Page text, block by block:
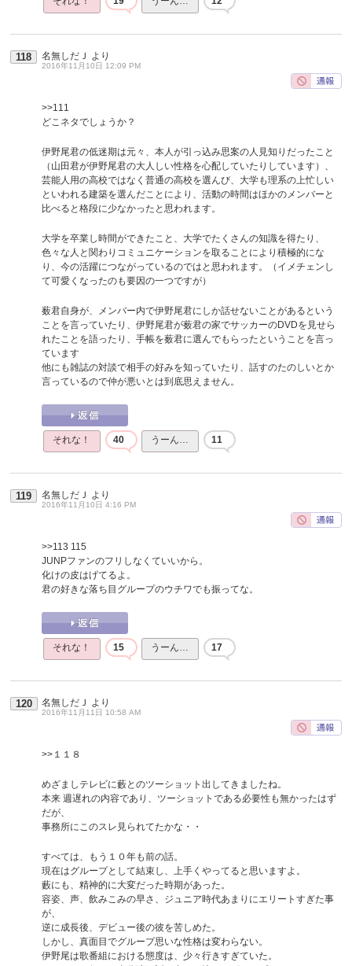
118 名無しだＪ より
2016年11月10日 12:09 PM
>>111
どこネタでしょうか？
伊野尾君の低迷期は元々、本人が引っ込み思案の人見知りだったこと
（山田君が伊野尾君の大人しい性格を心配していたりしています）、
芸能人用の高校ではなく普通の高校を選んび、大学も理系の上忙しい
といわれる建築を選んだことにより、活動の時間はほかのメンバーと
比べると格段に少なかったと思われます。
大学を卒業し時間ができたこと、大学でたくさんの知識を得たり、
色々な人と関わりコミュニケーションを取ることにより積極的にな
り、今の活躍につながっているのではと思われます。（イメチェンし
て可愛くなったのも要因の一つですが）
薮君自身が、メンバー内で伊野尾君にしか話せないことがあるという
ことを言っていたり、伊野尾君が薮君の家でサッカーのDVDを見せら
れたことを語ったり、手帳を薮君に選んでもらったということを言っ
ています
他にも雑誌の対談で相手の好みを知っていたり、話すのたのしいとか
言っているので仲が悪いとは到底思えません。
それな！ 40 うーん… 11
119 名無しだＪ より
2016年11月10日 4:16 PM
>>113 115
JUNPファンのフリしなくていいから。
化けの皮はげてるよ。
君の好きな落ち目グループのウチワでも振ってな。
それな！ 15 うーん… 17
120 名無しだＪ より
2016年11月11日 10:58 AM
>>１１８
めざましテレビに藪とのツーショット出してきましたね。
本来 週遅れの内容であり、ツーショットである必要性も無かったはず
だが、
事務所にこのスレ見られてたかな・・
すべては、もう１０年も前の話。
現在はグループとして結束し、上手くやってると思いますよ。
藪にも、精神的に大変だった時期があった。
容姿、声、飲みこみの早さ、ジュニア時代あまりにエリートすぎた事
が、
逆に成長後、デビュー後の彼を苦しめた。
しかし、真面目でグループ思いな性格は変わらない。
伊野尾は歌番組における態度は、少々行きすぎていた。